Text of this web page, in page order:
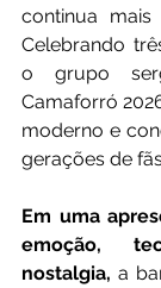
continua
Celebrando
o grupo
Camaforró
moderno e
gerações de
Em uma
emoção,
nostalgia, a